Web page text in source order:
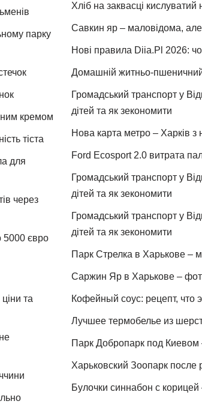
парку
кремом
тіста
для
через
5000 євро
та
Хліб на заквасці кислуватий
Савкин яр – маловідома, але
Нові правила Diia.Pl 2026:
Домашній житньо-пшеничний
Громадський транспорт у
дітей та як зекономити
Нова карта метро – Харків з
Ford Ecosport 2.0 витрата
Громадський транспорт у
дітей та як зекономити
Громадський транспорт у
дітей та як зекономити
Парк Стрелка в Харькове –
Саржин Яр в Харькове –
Кофейный соус: рецепт, что
Лучшее термобелье из
Парк Добропарк под Киевом
Харьковский Зоопарк после
Булочки синнабон с